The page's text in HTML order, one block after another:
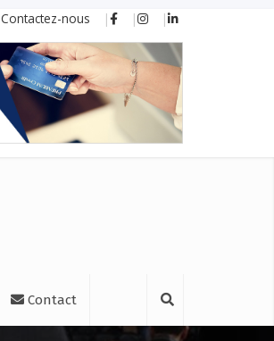
Contactez-nous
Contact